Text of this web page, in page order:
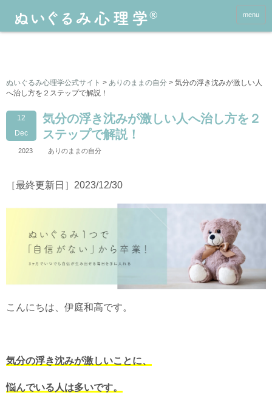
menu
ぬいぐるみ心理学公式サイト > ありのままの自分 > 気分の浮き沈みが激しい人
へ治し方を２ステップで解説！
12
Dec
気分の浮き沈みが激しい人へ治し方を２
ステップで解説！
2023 ありのままの自分
［最終更新日］2023/12/30
こんにちは、伊庭和高です。
気分の浮き沈みが激しいことに、
悩んでいる人は多いです。